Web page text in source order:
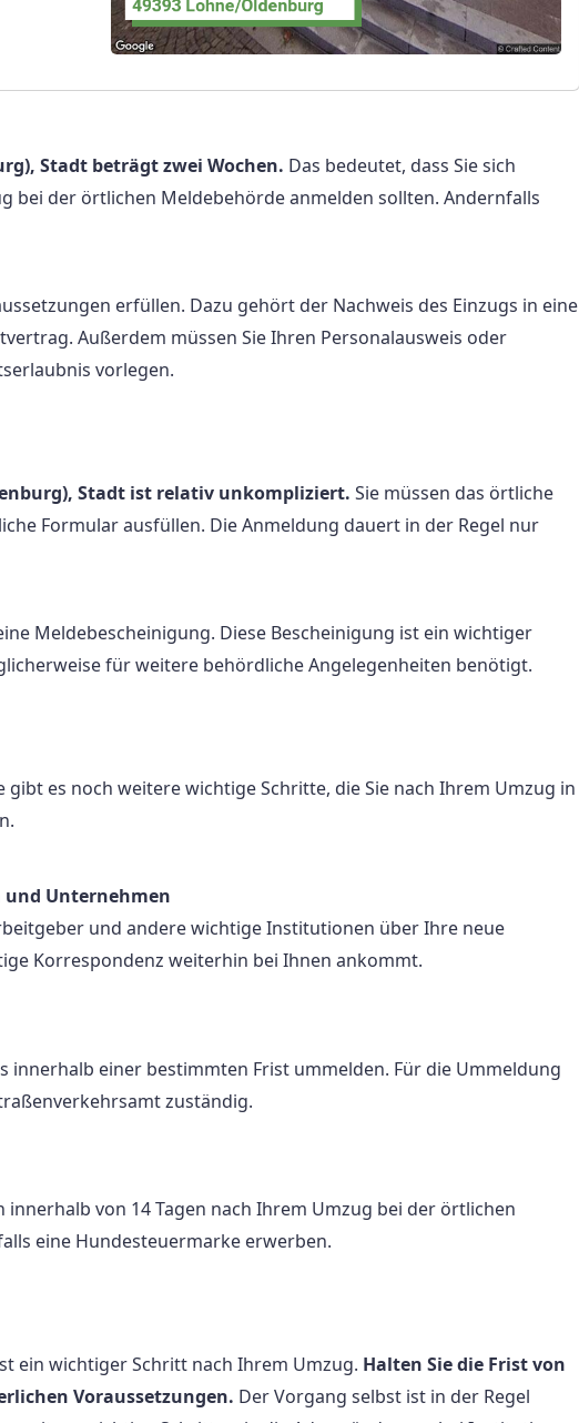
Stadt beträgt zwei Wochen. Das bedeutet, dass Sie sich
bei der örtlichen Meldebehörde anmelden sollten. Andernfalls
erfüllen. Dazu gehört der Nachweis des Einzugs in eine
Außerdem müssen Sie Ihren Personalausweis oder
vorlegen.
Stadt ist relativ unkompliziert. Sie müssen das örtliche
Formular ausfüllen. Die Anmeldung dauert in der Regel nur
Meldebescheinigung. Diese Bescheinigung ist ein wichtiger
für weitere behördliche Angelegenheiten benötigt.
es noch weitere wichtige Schritte, die Sie nach Ihrem Umzug in
Unternehmen
und andere wichtige Institutionen über Ihre neue
Korrespondenz weiterhin bei Ihnen ankommt.
innerhalb einer bestimmten Frist ummelden. Für die Ummeldung
zuständig.
innerhalb von 14 Tagen nach Ihrem Umzug bei der örtlichen
eine Hundesteuermarke erwerben.
ein wichtiger Schritt nach Ihrem Umzug. Halten Sie die Frist von
Voraussetzungen. Der Vorgang selbst ist in der Regel